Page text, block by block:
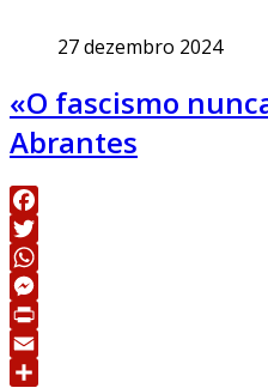
27 dezembro 2024
«O fascismo
Abrantes
Facebook
Twitter
WhatsApp
Messenger
Print
Email